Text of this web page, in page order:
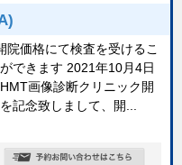
院価格にて検査を受けるこ
できます 2021年10月4日
画像診断クリニック開
記念致しまして、開...